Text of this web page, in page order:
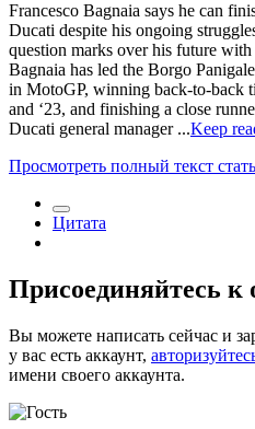
Francesco Bagnaia says he can
Ducati despite his ongoing
question marks over his future with
Bagnaia has led the Borgo
in MotoGP, winning back-to-back
and ‘23, and finishing a close
Ducati general manager ...Keep
Просмотреть полный текст
Цитата
Присоединяйтесь к
Вы можете написать сейчас и
у вас есть аккаунт,
имени своего аккаунта.